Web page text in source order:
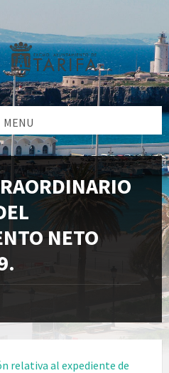
MENU
NETO
relativa al expediente de